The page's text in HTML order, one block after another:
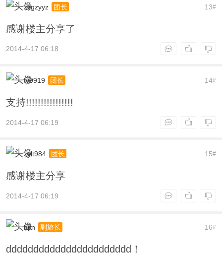
13#
zzgzyyz 团长
感谢楼主分享了
2014-4-17 06:18
14#
ty9919 团长
支持!!!!!!!!!!!!!!!!
2014-4-17 06:19
15#
zylt984 团长
感谢楼主分享
2014-4-17 06:19
16#
bjfn 副旅长
ddddddddddddddddddddddd！